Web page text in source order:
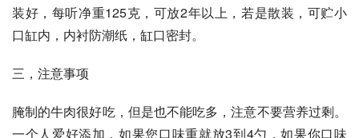
装好，每听净重125克，可放2年以上，若是散装，可贮小
口缸内，内衬防潮纸，缸口密封。
三，注意事项
腌制的牛肉很好吃，但是也不能吃多，注意不要营养过剩。
一个人爱好添加，如果您口味重就放3到4勺，如果你口味